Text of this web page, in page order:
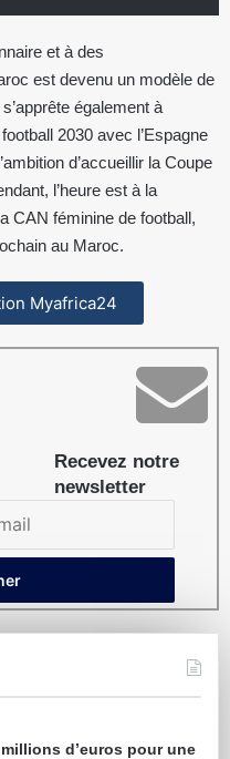
et à des
est devenu un modèle de
également à
2030 avec l’Espagne
d’accueillir la Coupe
l’heure est à la
CAN féminine de football,
au Maroc.
Myafrica24
Recevez notre
newsletter
d’euros pour une